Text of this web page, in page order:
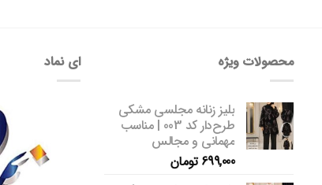
محصولات ویژه
بلیز زنانه مجلسی مشکی
طرح‌دار کد 003 | مناسب
مهمانی و مجالس
699,000 تومان
ای نماد